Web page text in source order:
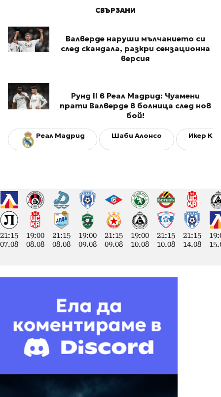
СВЪРЗАНИ
Валверде наруши мълчанието си
след скандала, разкри сензационна
версия
Рунд II в Реал Мадрид: Чуамени
прати Валверде в болница след нов
бой!
Реал Мадрид Шаби Алонсо Икер
21:15
07.08
19:00
08.08
21:15
08.08
19:00
09.08
21:15
09.08
19:00
10.08
21:15
10.08
21:15
14.08